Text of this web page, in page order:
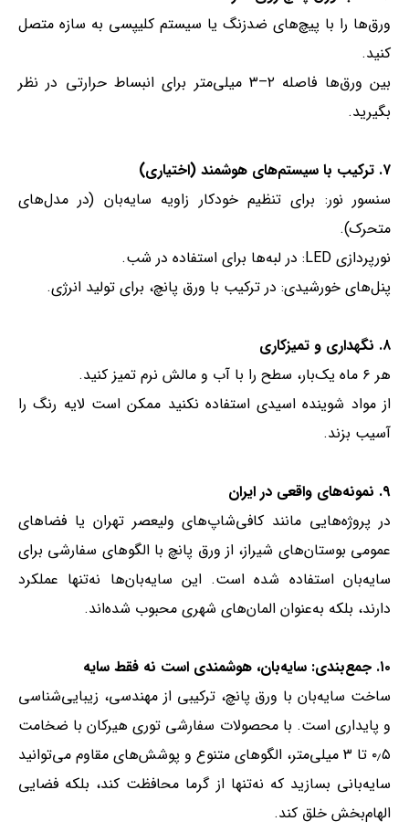
ورق‌ها را با پیچ‌های ضدزنگ یا سیستم کلیپسی به سازه متصل
کنید.
بین ورق‌ها فاصله ۲–۳ میلی‌متر برای انبساط حرارتی در نظر
بگیرید.
۷. ترکیب با سیستم‌های هوشمند (اختیاری)
سنسور نور: برای تنظیم خودکار زاویه سایه‌بان (در مدل‌های
متحرک).
نورپردازی LED: در لبه‌ها برای استفاده در شب.
پنل‌های خورشیدی: در ترکیب با ورق پانچ، برای تولید انرژی.
۸. نگهداری و تمیزکاری
هر ۶ ماه یک‌بار، سطح را با آب و مالش نرم تمیز کنید.
از مواد شوینده اسیدی استفاده نکنید ممکن است لایه رنگ را
آسیب بزند.
۹. نمونه‌های واقعی در ایران
در پروژه‌هایی مانند کافی‌شاپ‌های ولیعصر تهران یا فضاهای
عمومی بوستان‌های شیراز، از ورق پانچ با الگوهای سفارشی برای
سایه‌بان استفاده شده است. این سایه‌بان‌ها نه‌تنها عملکرد
دارند، بلکه به‌عنوان المان‌های شهری محبوب شده‌اند.
۱۰. جمع‌بندی: سایه‌بان، هوشمندی است نه فقط سایه
ساخت سایه‌بان با ورق پانچ، ترکیبی از مهندسی، زیبایی‌شناسی
و پایداری است. با محصولات سفارشی توری هیرکان با ضخامت
۰٫۵ تا ۳ میلی‌متر، الگوهای متنوع و پوشش‌های مقاوم می‌توانید
سایه‌بانی بسازید که نه‌تنها از گرما محافظت کند، بلکه فضایی
الهام‌بخش خلق کند.